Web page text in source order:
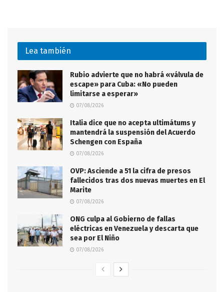
Lea también
Rubio advierte que no habrá «válvula de
escape» para Cuba: «No pueden
limitarse a esperar»
07/08/2026
Italia dice que no acepta ultimátums y
mantendrá la suspensión del Acuerdo
Schengen con España
07/08/2026
OVP: Asciende a 51 la cifra de presos
fallecidos tras dos nuevas muertes en El
Marite
07/08/2026
ONG culpa al Gobierno de fallas
eléctricas en Venezuela y descarta que
sea por El Niño
07/08/2026